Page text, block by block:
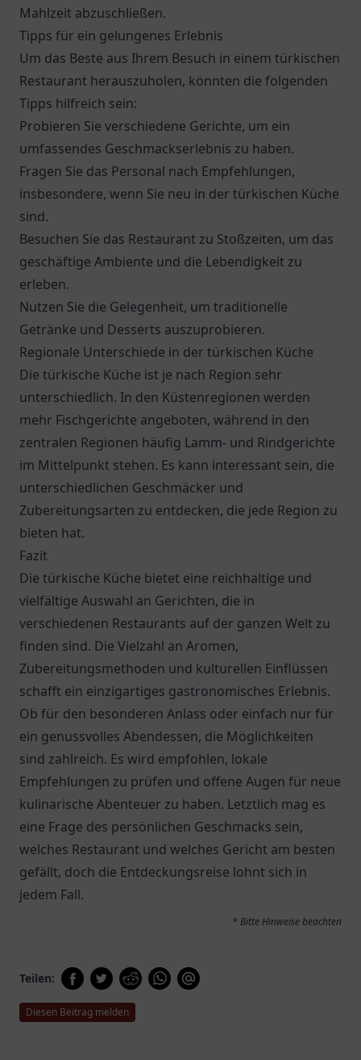
Mahlzeit abzuschließen.
Tipps für ein gelungenes Erlebnis
Um das Beste aus Ihrem Besuch in einem türkischen
Restaurant herauszuholen, könnten die folgenden
Tipps hilfreich sein:
Probieren Sie verschiedene Gerichte, um ein
umfassendes Geschmackserlebnis zu haben.
Fragen Sie das Personal nach Empfehlungen,
insbesondere, wenn Sie neu in der türkischen Küche
sind.
Besuchen Sie das Restaurant zu Stoßzeiten, um das
geschäftige Ambiente und die Lebendigkeit zu
erleben.
Nutzen Sie die Gelegenheit, um traditionelle
Getränke und Desserts auszuprobieren.
Regionale Unterschiede in der türkischen Küche
Die türkische Küche ist je nach Region sehr
unterschiedlich. In den Küstenregionen werden
mehr Fischgerichte angeboten, während in den
zentralen Regionen häufig Lamm- und Rindgerichte
im Mittelpunkt stehen. Es kann interessant sein, die
unterschiedlichen Geschmäcker und
Zubereitungsarten zu entdecken, die jede Region zu
bieten hat.
Fazit
Die türkische Küche bietet eine reichhaltige und
vielfältige Auswahl an Gerichten, die in
verschiedenen Restaurants auf der ganzen Welt zu
finden sind. Die Vielzahl an Aromen,
Zubereitungsmethoden und kulturellen Einflüssen
schafft ein einzigartiges gastronomisches Erlebnis.
Ob für den besonderen Anlass oder einfach nur für
ein genussvolles Abendessen, die Möglichkeiten
sind zahlreich. Es wird empfohlen, lokale
Empfehlungen zu prüfen und offene Augen für neue
kulinarische Abenteuer zu haben. Letztlich mag es
eine Frage des persönlichen Geschmacks sein,
welches Restaurant und welches Gericht am besten
gefällt, doch die Entdeckungsreise lohnt sich in
jedem Fall.
* Bitte Hinweise beachten
Teilen:
Diesen Beitrag melden